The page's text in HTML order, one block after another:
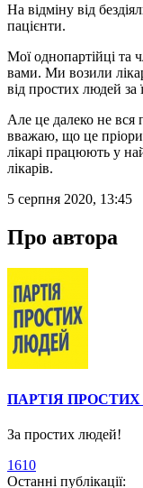
На відміну від
пацієнти.
Мої однопартійці та
вами. Ми возили
від простих людей
Але це далеко не вся
вважаю, що це
лікарі працюють у
лікарів.
5 серпня 2020, 13:45
Про автора
ПАРТІЯ
За простих людей!
1610
Останні публікації: